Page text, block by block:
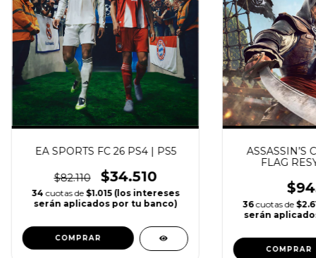
EA SPORTS FC 26 PS4 | PS5
$82.110 $34.510
34 cuotas de $1.015 (los intereses
serán aplicados por tu banco)
COMPRAR
ASSASSIN’S
FLAG
36 cuotas de
serán
COMPRAR